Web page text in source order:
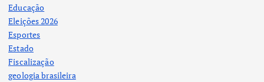
Educação
Eleições 2026
Esportes
Estado
Fiscalização
geologia brasileira